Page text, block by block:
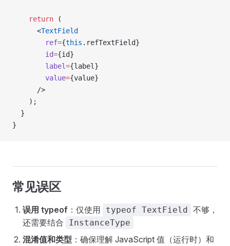
    return
(
      <
TextField
        ref
={this .refTextField}
        id
={id}
        label
={label}
        value
={value}
      />
    );
  }
}
常见误区
误用 typeof ：仅使用 typeof TextField 不够，
还需要结合
InstanceType
混淆值和类型 ：确保理解 JavaScript 值（运行时）和